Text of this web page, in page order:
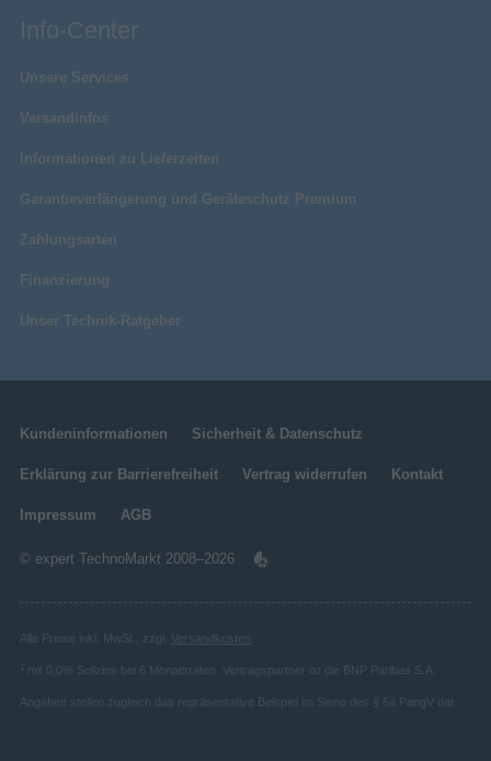
Info-Center
Unsere Services
Versandinfos
Informationen zu Lieferzeiten
Garantieverlängerung und Geräteschutz Premium
Zahlungsarten
Finanzierung
Unser Technik-Ratgeber
Kundeninformationen Sicherheit & Datenschutz
Erklärung zur Barrierefreiheit Vertrag widerrufen Kontakt
Impressum AGB
© expert TechnoMarkt 2008–2026
Alle Preise inkl. MwSt., zzgl. Versandkosten
mit 0,0% Sollzins bei 6 Monatsraten. Vertragspartner ist die BNP Paribas S.A.
Angaben stellen zugleich das repräsentative Beispiel im Sinne des § 6a PangV dar.